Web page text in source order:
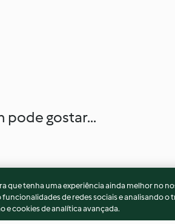
pode gostar...
que tenha uma experiência ainda melhor no
de redes sociais e analisando o
e cookies de analítica avançada.